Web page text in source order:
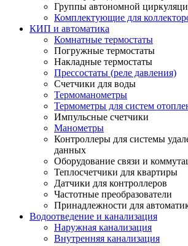
Группы автономной
Комплектующие для
КИП и автоматика
Комнатные термостаты
Погружные термостаты
Накладные термостаты
Прессостаты (реле давления)
Счетчики для воды
Термоманометры
Термометры для систем
Импульсные счетчики
Манометры
Контроллеры для системы
данных
Оборудование связи и
Теплосчетчики для квартиры
Датчики для контроллеров
Частотные преобразователи
Принадлежности для
Водоотведение и канализация
Наружная канализация
Внутренняя канализация